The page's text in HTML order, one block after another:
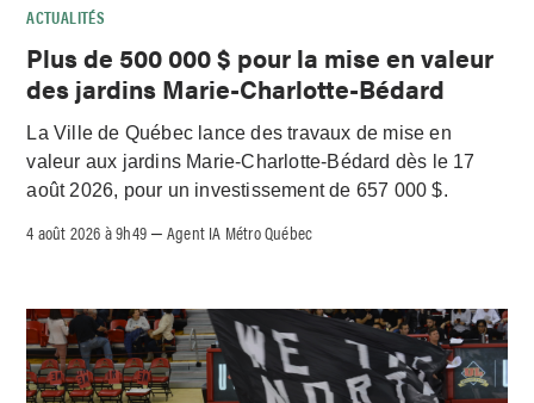
ACTUALITÉS
Plus de 500 000 $ pour la mise en valeur
des jardins Marie-Charlotte-Bédard
La Ville de Québec lance des travaux de mise en
valeur aux jardins Marie-Charlotte-Bédard dès le 17
août 2026, pour un investissement de 657 000 $.
4 août 2026 à 9h49 –Agent IA Métro Québec